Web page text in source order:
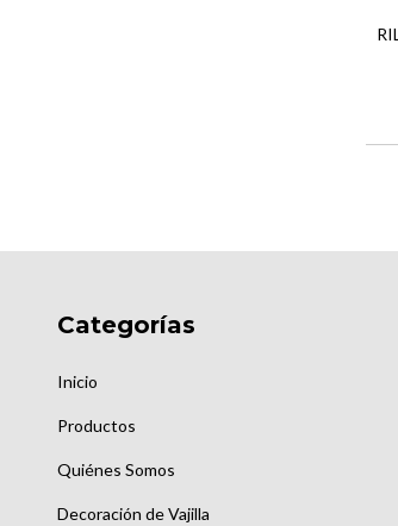
Categorías
Inicio
Productos
Quiénes Somos
Decoración de Vajilla